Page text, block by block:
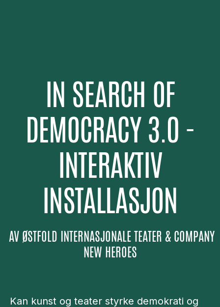
IN SEARCH OF
DEMOCRACY 3.0 -
INTERAKTIV
INSTALLASJON
AVØSTFOLD INTERNASJONALE TEATER & COMPANY
NEW HEROES
Kan kunst og teater styrke demokrati og